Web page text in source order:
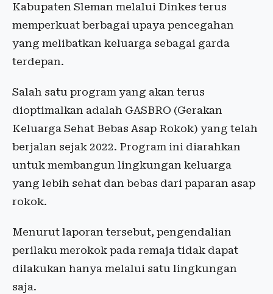
Kabupaten Sleman melalui Dinkes terus
memperkuat berbagai upaya pencegahan
yang melibatkan keluarga sebagai garda
terdepan.
Salah satu program yang akan terus
dioptimalkan adalah GASBRO (Gerakan
Keluarga Sehat Bebas Asap Rokok) yang telah
berjalan sejak 2022. Program ini diarahkan
untuk membangun lingkungan keluarga
yang lebih sehat dan bebas dari paparan asap
rokok.
Menurut laporan tersebut, pengendalian
perilaku merokok pada remaja tidak dapat
dilakukan hanya melalui satu lingkungan
saja.